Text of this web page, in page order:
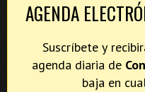
AGENDA
Suscríbete y
agenda diaria de
baja en